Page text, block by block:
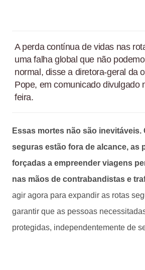
A perda contínua de vidas nas
uma falha global que não
normal, disse a diretora-geral da
Pope, em comunicado divulgado
feira.
Essas mortes não são inevitáveis.
seguras estão fora de alcance, as
forçadas a empreender viagens
nas mãos de contrabandistas e
agir agora para expandir as rotas
garantir que as pessoas
protegidas, independentemente de